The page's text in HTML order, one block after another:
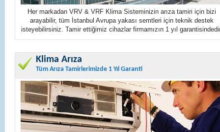
Her markadan VRV & VRF Klima Sisteminizin arıza tamiri için bizi
arayabilir, tüm İstanbul Avrupa yakası semtleri için teknik destek
isteyebilirsiniz. Tamir ettiğimiz cihazlar firmamızın 1 yıl
Klima Arıza
Tüm Arıza Tamirlerimizde 1 Yıl Garanti